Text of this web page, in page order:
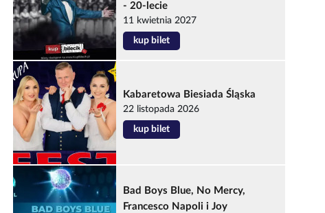
- 20-lecie
11 kwietnia 2027
kup bilet
Kabaretowa Biesiada Śląska
22 listopada 2026
kup bilet
Bad Boys Blue, No Mercy,
Francesco Napoli i Joy